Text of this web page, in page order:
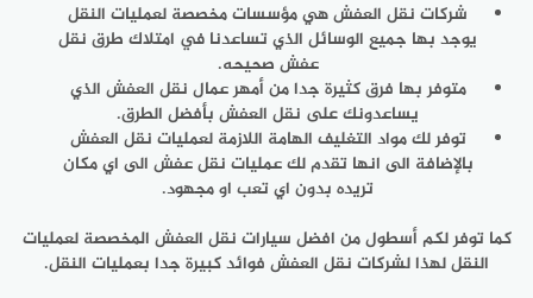
شركات نقل العفش هي مؤسسات مخصصة لعمليات النقل
يوجد بها جميع الوسائل الذي تساعدنا في امتلاك طرق نقل
عفش صحيحه.
متوفر بها فرق كثيرة جدا من أمهر عمال نقل العفش الذي
يساعدونك على نقل العفش بأفضل الطرق.
توفر لك مواد التغليف الهامة اللازمة لعمليات نقل العفش
بالإضافة الى انها تقدم لك عمليات نقل عفش الى اي مكان
تريده بدون اي تعب او مجهود.
كما توفر لكم أسطول من افضل سيارات نقل العفش المخصصة لعمليات
النقل لهذا لشركات نقل العفش فوائد كبيرة جدا بعمليات النقل.